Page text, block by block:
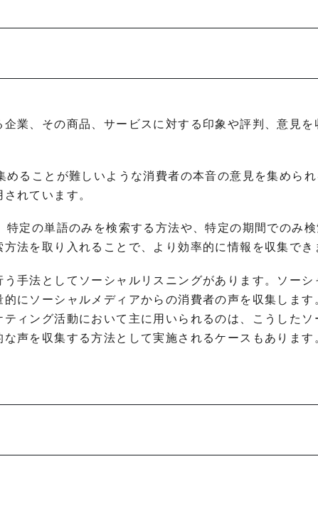
業、その商品、サービスに対する印象や評判、意見を
ることが難しいような消費者の本音の意見を集められ
れています。
定の単語のみを検索する方法や、特定の期間でのみ
法を取り入れることで、より効率的に情報を収集でき
手法としてソーシャルリスニングがあります。ソーシ
にソーシャルメディアからの消費者の声を収集します
ィング活動において主に用いられるのは、こうしたソ
声を収集する方法として実施されるケースもあります